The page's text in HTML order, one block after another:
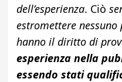
dell’esperienza. Ciò
estromettere nessuno
hanno il diritto di
esperienza nella
essendo stati